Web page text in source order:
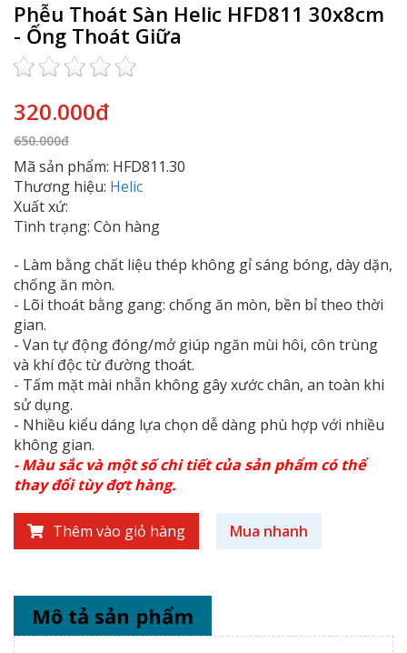
Phễu Thoát Sàn Helic HFD811 30x8cm
- Ống Thoát Giữa
320.000đ
650.000đ
Mã sản phẩm: HFD811.30
Thương hiệu: Helic
Xuất xứ:
Tình trạng: Còn hàng
- Làm bằng chất liệu thép không gỉ sáng bóng, dày dặn,
chống ăn mòn.
- Lõi thoát bằng gang: chống ăn mòn, bền bỉ theo thời
gian.
- Van tự động đóng/mở giúp ngăn mùi hôi, côn trùng
và khí độc từ đường thoát.
- Tấm mặt mài nhẵn không gây xước chân, an toàn khi
sử dụng.
- Nhiều kiểu dáng lựa chọn dễ dàng phù hợp với nhiều
không gian.
- Màu sắc và một số chi tiết của sản phẩm có thể
thay đổi tùy đợt hàng.
Thêm vào giỏ hàng Mua nhanh
Mô tả sản phẩm